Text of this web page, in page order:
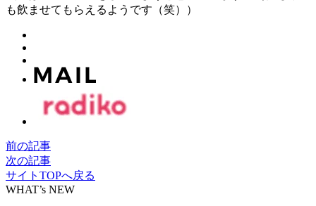
も飲ませてもらえるようです（笑））
前の記事
次の記事
サイトTOPへ戻る
WHAT’s NEW